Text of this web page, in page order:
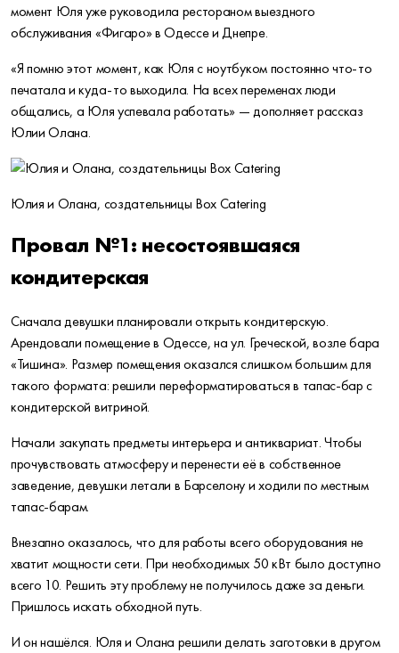
момент Юля уже руководила рестораном выездного
обслуживания «Фигаро» в Одессе и Днепре.
«Я помню этот момент, как Юля с ноутбуком постоянно что-то
печатала и куда-то выходила. На всех переменах люди
общались, а Юля успевала работать» — дополняет рассказ
Юлии Олана.
Юлия и Олана, создательницы Box Catering
Провал №1: несостоявшаяся
кондитерская
Сначала девушки планировали открыть кондитерскую.
Арендовали помещение в Одессе, на ул. Греческой, возле бара
«Тишина». Размер помещения оказался слишком большим для
такого формата: решили переформатироваться в тапас-бар с
кондитерской витриной.
Начали закупать предметы интерьера и антиквариат. Чтобы
прочувствовать атмосферу и перенести её в собственное
заведение, девушки летали в Барселону и ходили по местным
тапас-барам.
Внезапно оказалось, что для работы всего оборудования не
хватит мощности сети. При необходимых 50 кВт было доступно
всего 10. Решить эту проблему не получилось даже за деньги.
Пришлось искать обходной путь.
И он нашёлся. Юля и Олана решили делать заготовки в другом